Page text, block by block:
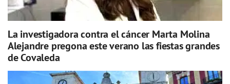
La investigadora contra el cáncer Marta Molina
Alejandre pregona este verano las fiestas grandes
de Covaleda